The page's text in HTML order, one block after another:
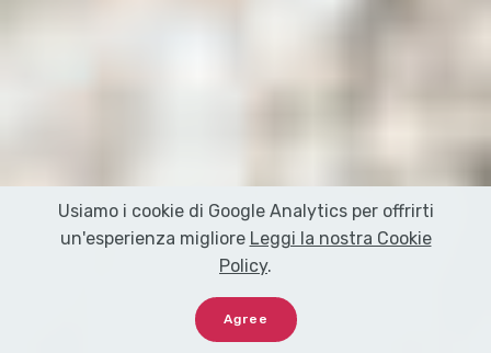
Usiamo i cookie di Google Analytics per offrirti
un'esperienza migliore Leggi la nostra Cookie
Policy.
Agree